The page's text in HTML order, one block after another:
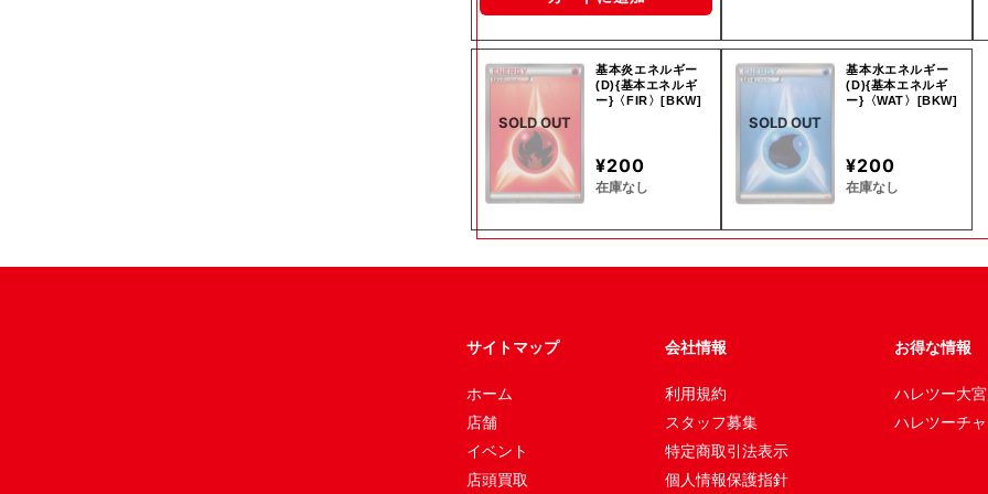
SOLD OUT
基本炎エネルギー
(D){基本エネルギ
ー}〈FIR〉[BKW]
¥200
在庫なし
SOLD OUT
基本水エネルギー
(D){基本エネルギ
ー}〈WAT〉[BKW]
¥200
在庫なし
サイトマップ
ホーム
店舗
イベント
店頭買取
会社情報
利用規約
スタッフ募集
特定商取引法表示
個人情報保護指針
お得な情報
ハレツー大
ハレツーチ